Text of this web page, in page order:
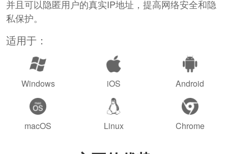
并且可以隐匿用户的真实IP地址，提高网络安全和隐
私保护。
适用于：
Windows iOS Android
macOS Linux Chrome